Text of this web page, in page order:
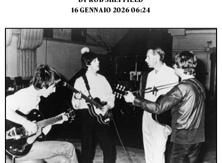
16 GENNAIO 2026 06:24